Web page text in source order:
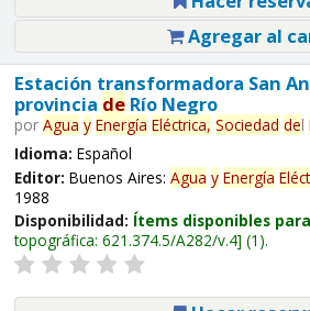
Agregar al
Estación transformadora San
provincia deRío Negro
por Agua y Energía Eléctrica, Sociedad del
Idioma: Español
Editor: Buenos Aires: Agua y Energía
1988
Disponibilidad: Ítems disponibles
topográfica: 621.374.5/A282/v.4 (1).